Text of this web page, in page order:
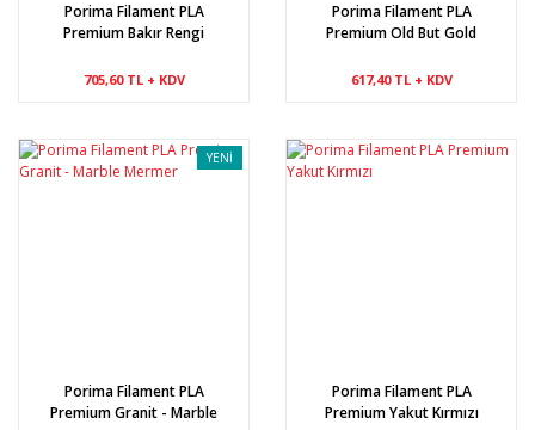
Porima Filament PLA
Premium Bakır Rengi
705,60 TL + KDV
Porima Filament PLA
Premium Old But Gold
617,40 TL + KDV
YENİ
Porima Filament PLA
Premium Granit - Marble
Porima Filament PLA
Premium Yakut Kırmızı